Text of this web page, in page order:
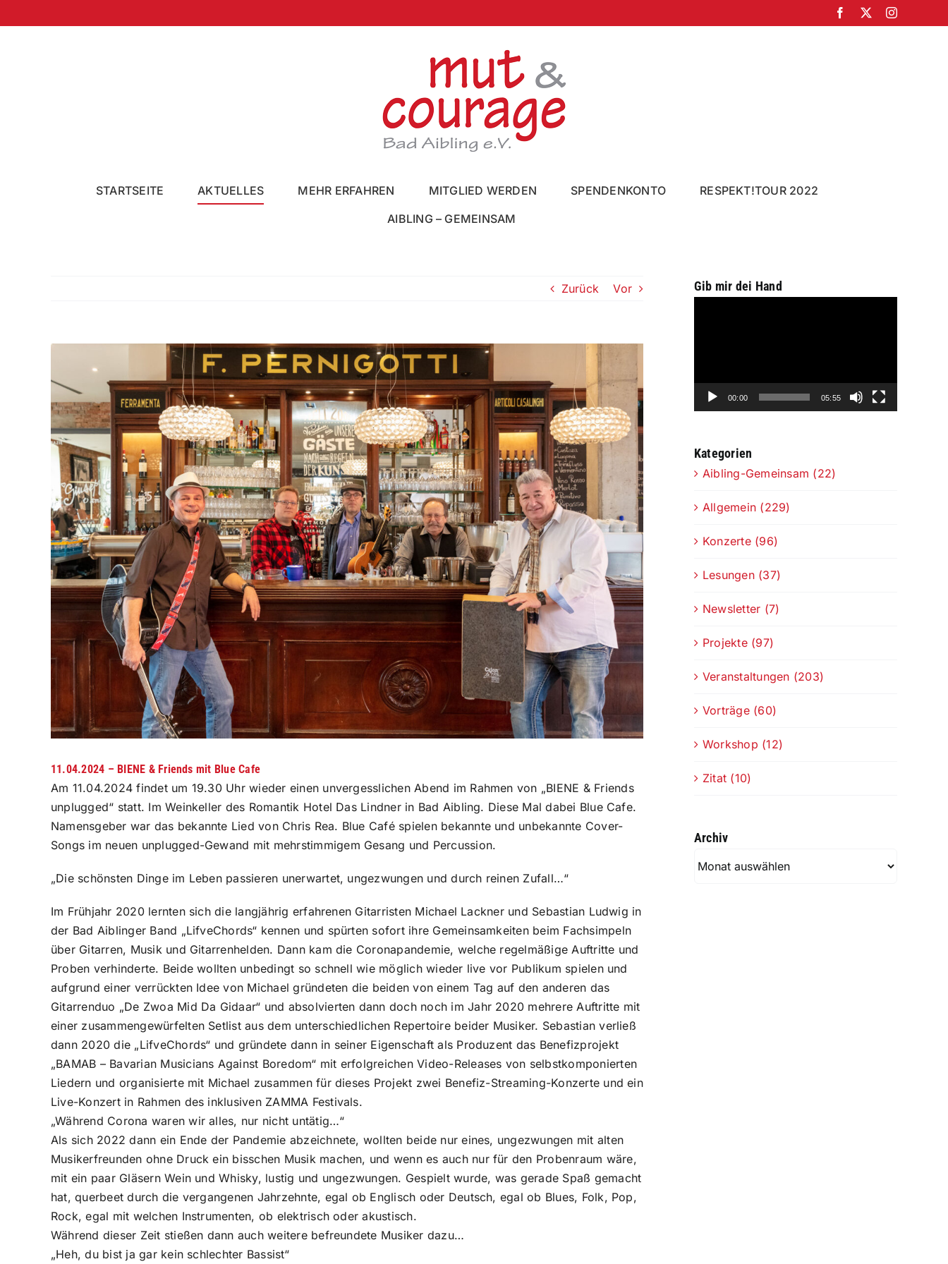
Inhalt
Facebook
X Instagram
STARTSEITE AKTUELLES MEHR ERFAHREN MITGLIED WERDEN SPENDENKONTO
RESPEKT!TOUR 2022
AIBLING – GEMEINSAM
Zurück Vor
grösseres
Bild
11.04.2024 – BIENE & Friends mit Blue Cafe
Am 11.04.2024 findet um 19.30 Uhr wieder einen unvergesslichen Abend im Rahmen von „BIENE & Friends
unplugged“ statt. Im Weinkeller des Romantik Hotel Das Lindner in Bad Aibling. Diese Mal dabei Blue Cafe.
Namensgeber war das bekannte Lied von Chris Rea. Blue Café spielen bekannte und unbekannte Cover-
Songs im neuen unplugged-Gewand mit mehrstimmigem Gesang und Percussion.
„Die schönsten Dinge im Leben passieren unerwartet, ungezwungen und durch reinen Zufall…“
Im Frühjahr 2020 lernten sich die langjährig erfahrenen Gitarristen Michael Lackner und Sebastian Ludwig in
der Bad Aiblinger Band „LifveChords“ kennen und spürten sofort ihre Gemeinsamkeiten beim Fachsimpeln
über Gitarren, Musik und Gitarrenhelden. Dann kam die Coronapandemie, welche regelmäßige Auftritte und
Proben verhinderte. Beide wollten unbedingt so schnell wie möglich wieder live vor Publikum spielen und
aufgrund einer verrückten Idee von Michael gründeten die beiden von einem Tag auf den anderen das
Gitarrenduo „De Zwoa Mid Da Gidaar“ und absolvierten dann doch noch im Jahr 2020 mehrere Auftritte mit
einer zusammengewürfelten Setlist aus dem unterschiedlichen Repertoire beider Musiker. Sebastian verließ
dann 2020 die „LifveChords“ und gründete dann in seiner Eigenschaft als Produzent das Benefizprojekt
„BAMAB – Bavarian Musicians Against Boredom“ mit erfolgreichen Video-Releases von selbstkomponierten
Liedern und organisierte mit Michael zusammen für dieses Projekt zwei Benefiz-Streaming-Konzerte und ein
Live-Konzert in Rahmen des inklusiven ZAMMA Festivals.
„Während Corona waren wir alles, nur nicht untätig…“
Als sich 2022 dann ein Ende der Pandemie abzeichnete, wollten beide nur eines, ungezwungen mit alten
Musikerfreunden ohne Druck ein bisschen Musik machen, und wenn es auch nur für den Probenraum wäre,
mit ein paar Gläsern Wein und Whisky, lustig und ungezwungen. Gespielt wurde, was gerade Spaß gemacht
hat, querbeet durch die vergangenen Jahrzehnte, egal ob Englisch oder Deutsch, egal ob Blues, Folk, Pop,
Rock, egal mit welchen Instrumenten, ob elektrisch oder akustisch.
Während dieser Zeit stießen dann auch weitere befreundete Musiker dazu…
„Heh, du bist ja gar kein schlechter Bassist“
Gib mir dei Hand
00:00 05:55
Kategorien
Aibling-Gemeinsam (22)
Allgemein (229)
Konzerte (96)
Lesungen (37)
Newsletter (7)
Projekte (97)
Veranstaltungen (203)
Vorträge (60)
Workshop (12)
Zitat (10)
Archiv